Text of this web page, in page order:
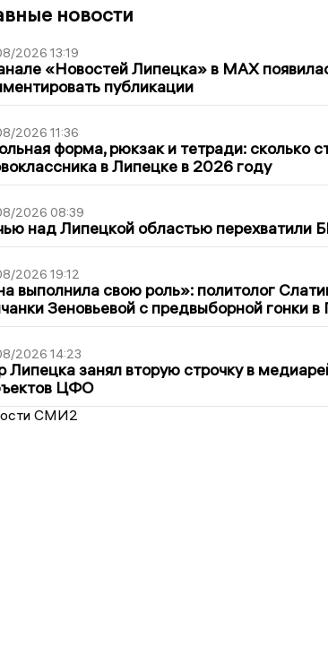
новости
2026 13:19
«Новостей Липецка» в MAX
публикации
2026 11:36
форма, рюкзак и тетради: сколько
в Липецке в 2026 году
2026 08:39
над Липецкой областью перехватили
2026 19:12
выполнила свою роль»: политолог
Зеновьевой с предвыборной гонки в
2026 14:23
Липецка занял вторую строчку в
ЦФО
СМИ2